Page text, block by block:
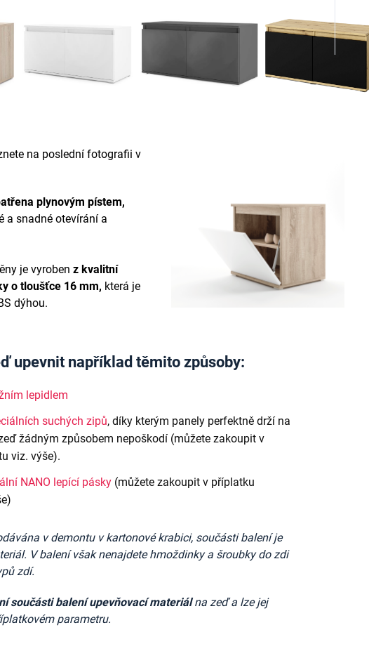
na poslední fotografii v
plynovým pístem,
a snadné otevírání a
je vyroben z kvalitní
o tloušťce 16 mm, která je
dýhou.
upevnit například těmito způsoby:
lepidlem
suchých zipů, díky kterým panely perfektně drží na
žádným způsobem nepoškodí (můžete zakoupit v
viz. výše).
NANO lepící pásky (můžete zakoupit v příplatku
v demontu v kartonové krabici, součásti balení je
V balení však nenajdetehmoždinky a šroubky do zdi
zdí.
součásti balení upevňovací materiálna zeď a lze jej
parametru.